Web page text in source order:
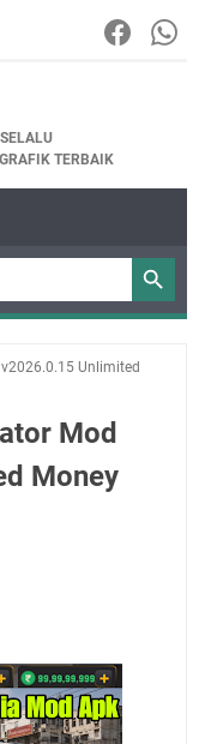
TERBAIK
Unlimited
Mod
Money